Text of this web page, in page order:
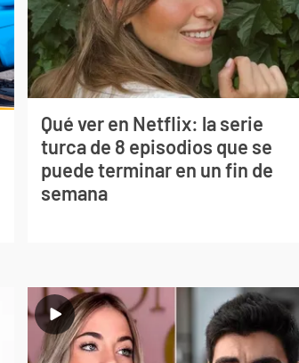
Qué ver en Netflix: la serie
turca de 8 episodios que se
puede terminar en un fin de
semana